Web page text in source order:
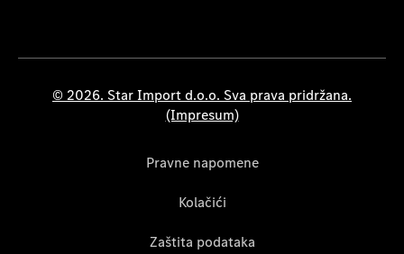
© 2026. Star Import d.o.o. Sva prava pridržana.
(Impresum)
Pravne napomene
Kolačići
Zaštita podataka